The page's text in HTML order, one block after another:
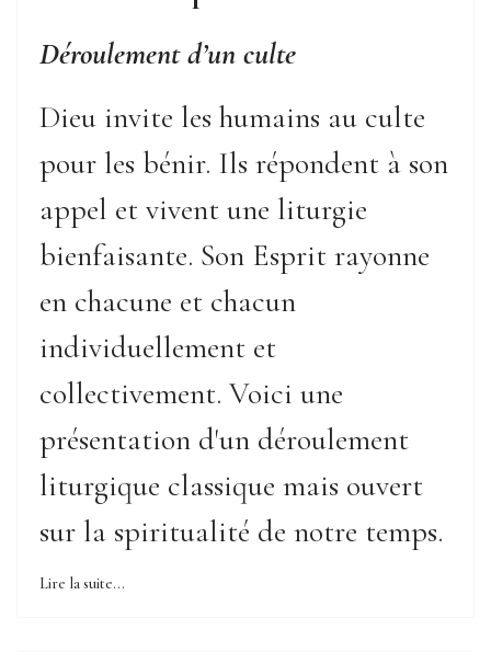
Déroulement d’un culte
Dieu invite les humains au culte
pour les bénir. Ils répondent à son
appel et vivent une liturgie
bienfaisante. Son Esprit rayonne
en chacune et chacun
individuellement et
collectivement. Voici une
présentation d'un déroulement
liturgique classique mais ouvert
sur la spiritualité de notre temps.
Lire la suite...